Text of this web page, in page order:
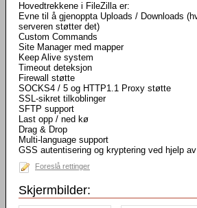
Hovedtrekkene i FileZilla er:
Evne til å gjenoppta Uploads / Downloads
serveren støtter det)
Custom Commands
Site Manager med mapper
Keep Alive system
Timeout deteksjon
Firewall støtte
SOCKS4 / 5 og HTTP1.1 Proxy støtte
SSL-sikret tilkoblinger
SFTP support
Last opp / ned kø
Drag & Drop
Multi-language support
GSS autentisering og kryptering ved hjelp
Foreslå rettinger
Skjermbilder: